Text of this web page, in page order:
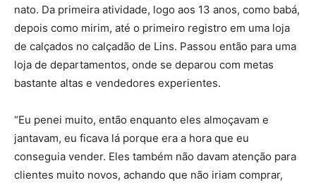
nato. Da primeira atividade, logo aos 13 anos, como babá,
depois como mirim, até o primeiro registro em uma loja
de calçados no calçadão de Lins. Passou então para uma
loja de departamentos, onde se deparou com metas
bastante altas e vendedores experientes.
“Eu penei muito, então enquanto eles almoçavam e
jantavam, eu ficava lá porque era a hora que eu
conseguia vender. Eles também não davam atenção para
clientes muito novos, achando que não iriam comprar,